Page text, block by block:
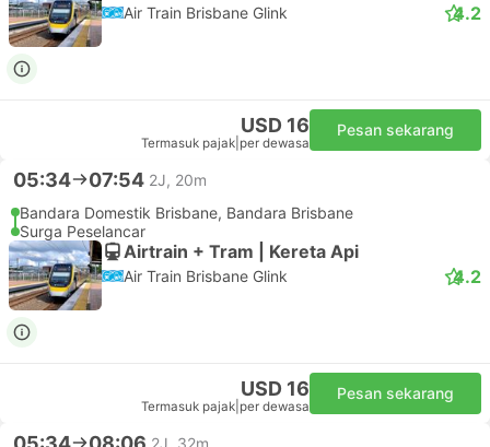
Air Train Brisbane Glink 4.2
USD 16
Termasuk pajak per dewasa
Pesan sekarang
05:34 07:54 2J, 20m
Bandara Domestik Brisbane, Bandara Brisbane
Surga Peselancar
Airtrain + Tram | Kereta Api
Air Train Brisbane Glink 4.2
USD 16
Termasuk pajak per dewasa
Pesan sekarang
2J, 32m